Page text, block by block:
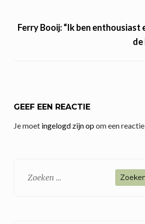
Ferry Booij: “Ik ben enthousiast
GEEF EEN REACTIE
Je moet ingelogd zijn opom een
Zoeken